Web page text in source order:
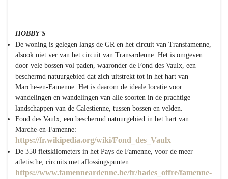
HOBBY'S
De woning is gelegen langs de GR en het circuit van Transfamenne,
alsook niet ver van het circuit van Transardenne. Het is omgeven
door vele bossen vol paden, waaronder de Fond des Vaulx, een
beschermd natuurgebied dat zich uitstrekt tot in het hart van
Marche-en-Famenne. Het is daarom de ideale locatie voor
wandelingen en wandelingen van alle soorten in de prachtige
landschappen van de Calestienne, tussen bossen en velden.
Fond des Vaulx, een beschermd natuurgebied in het hart van
Marche-en-Famenne:
https://fr.wikipedia.org/wiki/Fond_des_Vaulx
De 350 fietskilometers in het Pays de Famenne, voor de meer
atletische, circuits met aflossingspunten:
https://www.famenneardenne.be/fr/hades_offre/famenne-